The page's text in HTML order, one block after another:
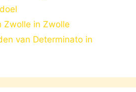
Zwolle in Zwolle
van Determinato in